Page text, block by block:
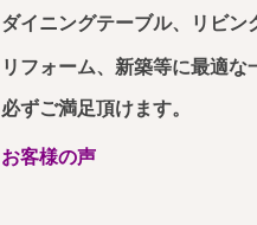
ダイニングテーブル、リビン
リフォーム、新築等に最適な
必ずご満足頂けます。
お客様の声